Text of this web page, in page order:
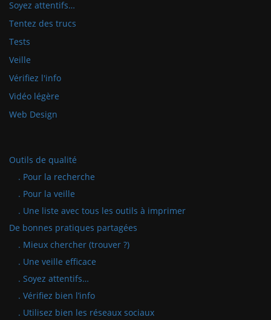
Soyez attentifs…
Tentez des trucs
Tests
Veille
Vérifiez l'info
Vidéo légère
Web Design
Outils de qualité
. Pour la recherche
. Pour la veille
. Une liste avec tous les outils à imprimer
De bonnes pratiques partagées
. Mieux chercher (trouver ?)
. Une veille efficace
. Soyez attentifs…
. Vérifiez bien l’info
. Utilisez bien les réseaux sociaux